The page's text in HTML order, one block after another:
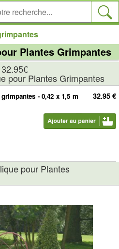
Plantes Grimpantes
pour Plantes Grimpantes
32.95 €
- 0,42 x 1,5 m
pour Plantes